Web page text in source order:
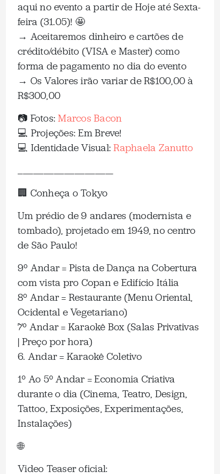
aqui no evento a partir de Hoje até Sexta-
feira (31.05)! 🤩
→ Aceitaremos dinheiro e cartões de
crédito/débito (VISA e Master) como
forma de pagamento no dia do evento
→ Os Valores irão variar de R$100,00 à
R$300,00
📷 Fotos:Marcos Bacon
💻 Projeções: Em Breve!
💻 Identidade Visual:Raphaela Zanutto
🏢 Conheça o Tokyo
Um prédio de 9 andares (modernista e
tombado), projetado em 1949, no centro
de São Paulo!
9º Andar = Pista de Dança na Cobertura
com vista pro Copan e Edifício Itália
8º Andar = Restaurante (Menu Oriental,
Ocidental e Vegetariano)
7º Andar = Karaokê Box (Salas Privativas
| Preço por hora)
6. Andar = Karaokê Coletivo
1º Ao 5º Andar = Economia Criativa
durante o dia (Cinema, Teatro, Design,
Tattoo, Exposições, Experimentações,
Instalações)
🌐
Video Teaser oficial: